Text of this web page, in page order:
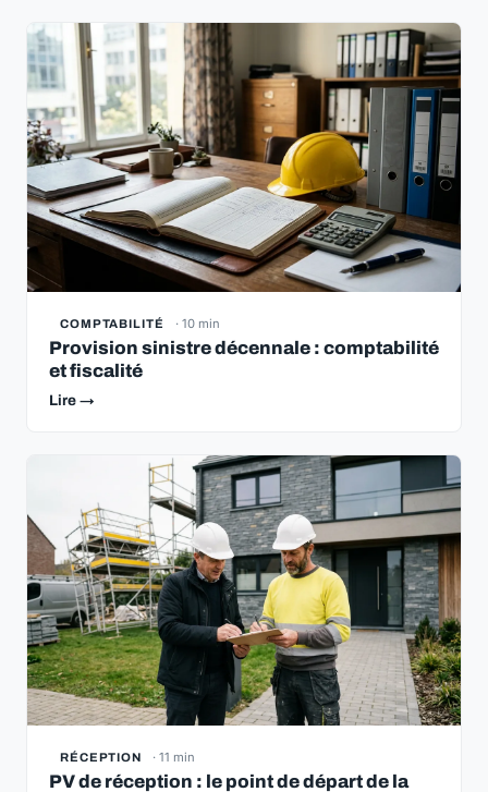
COMPTABILITÉ · 10 min
Provision sinistre décennale : comptabilité
et fiscalité
Lire →
RÉCEPTION · 11 min
PV de réception : le point de départ de la